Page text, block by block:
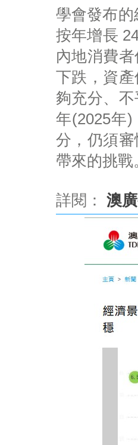
學會發布
按年增長
內地消費
下跌，資
夠充分、
年(2025年
分，仍須
帶來的挑
詳閱： 澳